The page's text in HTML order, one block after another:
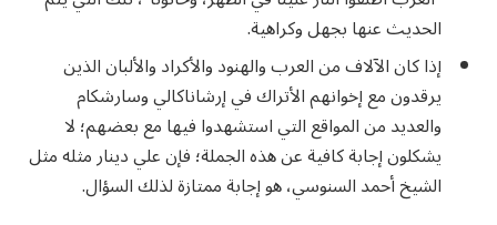
الحديث عنها بجهل وكراهية.
إذا كان الآلاف من العرب والهنود والأكراد والألبان الذين
يرقدون مع إخوانهم الأتراك في إرشاناكالي وسارشكام
والعديد من المواقع التي استشهدوا فيها مع بعضهم؛ لا
يشكلون إجابة كافية عن هذه الجملة؛ فإن علي دينار مثله مثل
الشيخ أحمد السنوسي، هو إجابة ممتازة لذلك السؤال.